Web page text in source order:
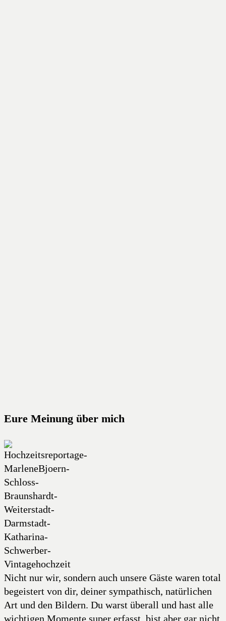
Eure Meinung über mich
Nicht nur wir, sondern auch unsere Gäste waren total
begeistert von dir, deiner sympathisch, natürlichen
Art und den Bildern. Du warst überall und hast alle
wichtigen Momente super erfasst, bist aber gar nicht